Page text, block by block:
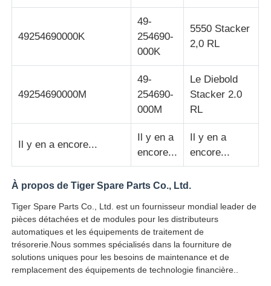
Imprimante de carte
Distributeur automatique de billets
49254690000K
49-
254690-
000K
5550 Stacker
2,0 RL
49254690000M
49-
254690-
000M
Le Diebold
Stacker 2.0
RL
Il y en a encore...
Il y en a
encore...
Il y en a
encore...
À propos de Tiger Spare Parts Co., Ltd.
Tiger Spare Parts Co., Ltd. est un fournisseur mondial leader de
pièces détachées et de modules pour les distributeurs
automatiques et les équipements de traitement de
trésorerie.Nous sommes spécialisés dans la fourniture de
solutions uniques pour les besoins de maintenance et de
remplacement des équipements de technologie financière..